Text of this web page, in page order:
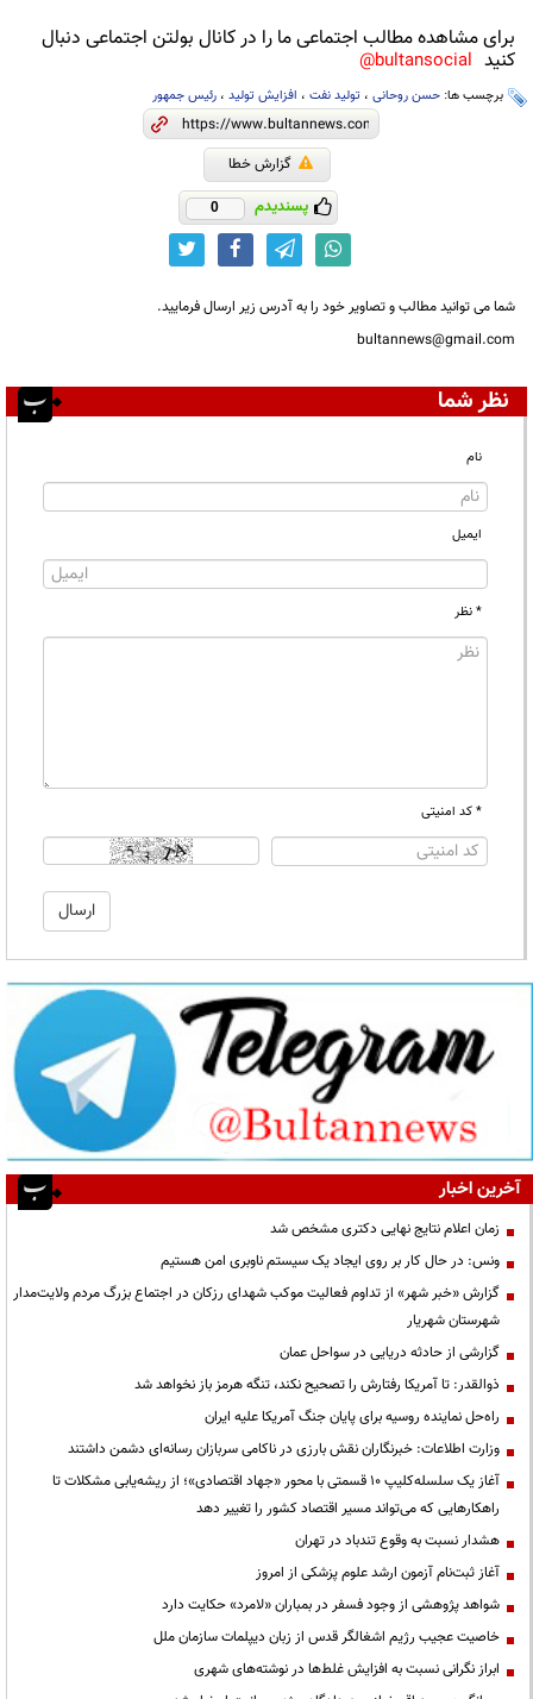
برای مشاهده مطالب اجتماعی ما را در کانال بولتن اجتماعی دنبال
کنید bultansocial@
برچسب ها: حسن روحانی ، تولید نفت ، افزایش تولید ، رئیس جمهور
گزارش خطا
پسندیدم 0
شما می توانید مطالب و تصاویر خود را به آدرس زیر ارسال فرمایید.
bultannews@gmail.com
نظر شما
نام
ایمیل
* نظر
* کد امنیتی
آخرین اخبار
زمان اعلام نتایج نهایی دکتری مشخص شد
ونس: در حال کار بر روی ایجاد یک سیستم ناوبری امن هستیم
گزارش «خبر شهر» از تداوم فعالیت موکب شهدای رزکان در اجتماع بزرگ مردم ولایت‌مدار
شهرستان شهریار
گزارشی از حادثه دریایی در سواحل عمان
ذوالقدر: تا آمریکا رفتارش را تصحیح نکند، تنگه هرمز باز نخواهد شد
راه‌حل نماینده روسیه برای پایان جنگ آمریکا علیه ایران
وزارت اطلاعات: خبرنگاران نقش بارزی در ناکامی سربازان رسانه‌ای دشمن داشتند
آغاز یک سلسله‌کلیپ ۱۰ قسمتی با محور «جهاد اقتصادی»؛ از ریشه‌یابی مشکلات تا
راهکارهایی که می‌تواند مسیر اقتصاد کشور را تغییر دهد
هشدار نسبت به وقوع تندباد در تهران
آغاز ثبت‌نام آزمون ارشد علوم پزشکی از امروز
شواهد پژوهشی از وجود فسفر در بمباران «لامرد» حکایت دارد
خاصیت عجیب رژیم اشغالگر قدس از زبان دیپلمات سازمان ملل
ابراز نگرانی نسبت به افزایش غلط‌ها در نوشته‌های شهری